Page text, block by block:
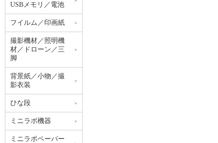
USBメモリ／電池
フイルム／印画紙
撮影機材／照明機
材／ドローン／三
脚
背景紙／小物／撮
影衣装
ひな段
ミニラボ機器
ミニラボペーパー